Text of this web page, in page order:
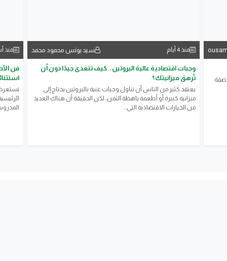
منذ 4 أيام سيد يونس محمود محمد
وجبات اقتصادية عالية البروتين.. كيف تتغذى جيدًا دون أن
تُرهق ميزانيتك؟
يعتقد كثير من الناس أن تناول وجبات غنية بالبروتين يحتاج إلى
ميزانية كبيرة أو أطعمة باهظة الثمن، لكن الحقيقة أن هناك العديد
من الخيارات الاقتصادية التي...
منذ
فن